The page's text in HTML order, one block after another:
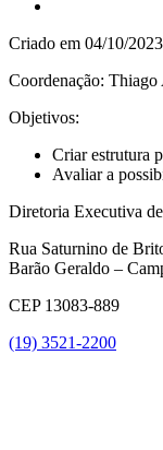
Criado em 04/10/2023
Coordenação:
Objetivos:
Criar estrutura
Avaliar a
Diretoria Executiva
Rua Saturnino de
Barão Geraldo –
CEP 13083-889
(19) 3521-2200